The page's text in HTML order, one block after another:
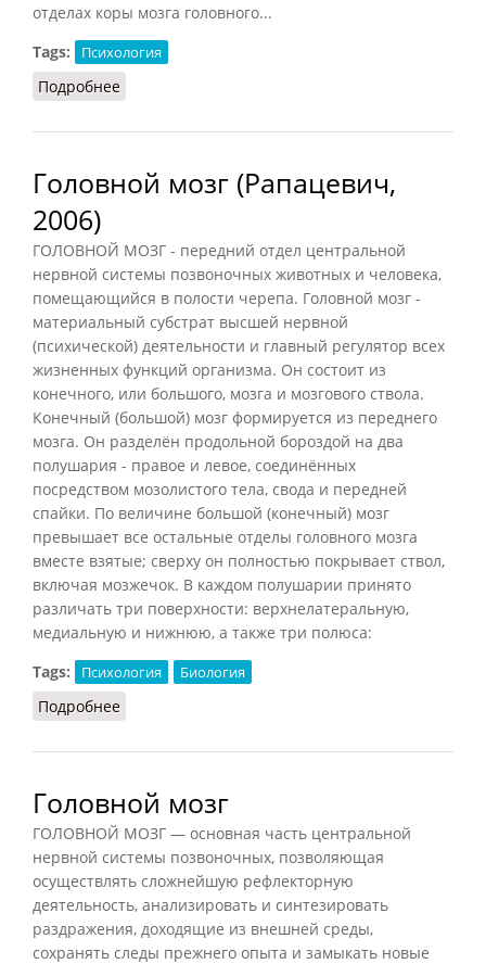
отделах коры мозга головного...
Tags:
Психология
Подробнее
Головной мозг (Рапацевич,
2006)
ГОЛОВНОЙ МОЗГ - передний отдел центральной
нервной системы позвоночных животных и человека,
помещающийся в полости черепа. Головной мозг -
материальный субстрат высшей нервной
(психической) деятельности и главный регулятор всех
жизненных функций организма. Он состоит из
конечного, или большого, мозга и мозгового ствола.
Конечный (большой) мозг формируется из переднего
мозга. Он разделён продольной бороздой на два
полушария - правое и левое, соединённых
посредством мозолистого тела, свода и передней
спайки. По величине большой (конечный) мозг
превышает все остальные отделы головного мозга
вместе взятые; сверху он полностью покрывает ствол,
включая мозжечок. В каждом полушарии принято
различать три поверхности: верхнелатеральную,
медиальную и нижнюю, а также три полюса:
Tags:
Психология Биология
Подробнее
Головной мозг
ГОЛОВНОЙ МОЗГ — основная часть центральной
нервной системы позвоночных, позволяющая
осуществлять сложнейшую рефлекторную
деятельность, анализировать и синтезировать
раздражения, доходящие из внешней среды,
сохранять следы прежнего опыта и замыкать новые